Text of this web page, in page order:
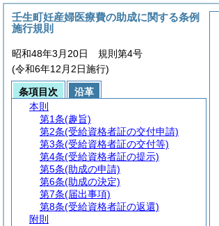
壬生町妊産婦医療費の助成に関する条例
施行規則
昭和48年3月20日 規則第4号
(令和6年12月2日施行)
条項目次
沿革
本則
第1条(趣旨)
第2条(受給資格者証の交付申請)
第3条(受給資格者証の交付等)
第4条(受給資格者証の提示)
第5条(助成の申請)
第6条(助成の決定)
第7条(届出事項)
第8条(受給資格者証の返還)
附則